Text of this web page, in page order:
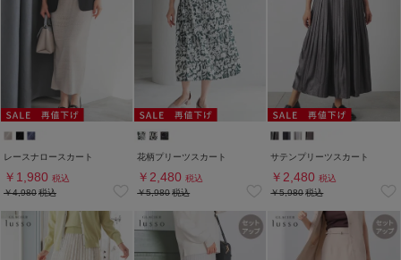
レースナロースカート
￥1,980 税込
￥4,980税込
花柄プリーツスカート
￥2,480 税込
￥5,980税込
サテンプリーツスカート
￥2,480 税込
￥5,980税込